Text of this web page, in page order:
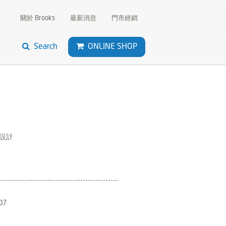
關於 Brooks 最新消息 門市經銷
Search ONLINE SHOP
計